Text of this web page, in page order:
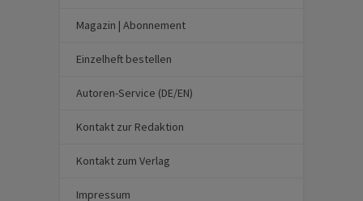
Magazin | Abonnement
Einzelheft bestellen
Autoren-Service (DE/EN)
Kontakt zur Redaktion
Kontakt zum Verlag
Impressum